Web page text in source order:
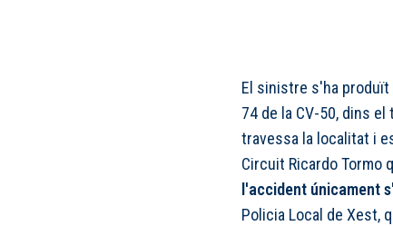
El sinistre s'ha
74 de la CV-50, dins
travessa la localitat i
Circuit Ricardo Tormo
l'accident únicament
Policia Local de Xest,